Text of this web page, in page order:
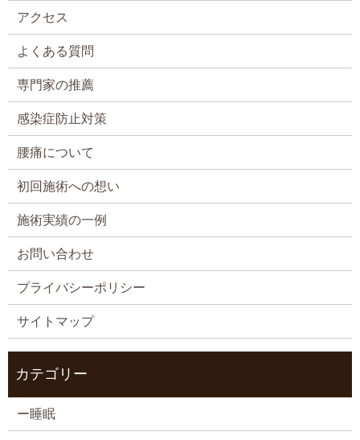
アクセス
よくある質問
専門家の推薦
感染症防止対策
腰痛について
初回施術への想い
施術実績の一例
お問い合わせ
プライバシーポリシー
サイトマップ
カテゴリー
ー睡眠